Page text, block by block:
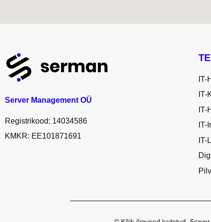
Server Management OÜ
Registrikood: 14034586
KMKR: EE101871691
IT-
IT-
IT-
IT-
IT-